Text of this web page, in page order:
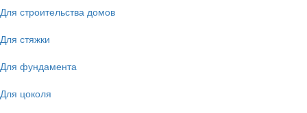
Для строительства домов
Для стяжки
Для фундамента
Для цоколя